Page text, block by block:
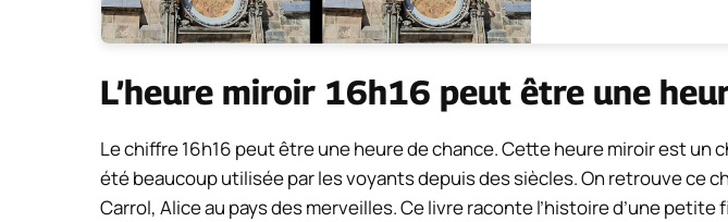
L’heure miroir 16h16 peut être une
Le chiffre 16h16 peut être une heure de chance. Cette heure miroir est un
été beaucoup utilisée par les voyants depuis des siècles. On retrouve ce
Carrol, Alice au pays des merveilles. Ce livre raconte l’histoire d’une petite